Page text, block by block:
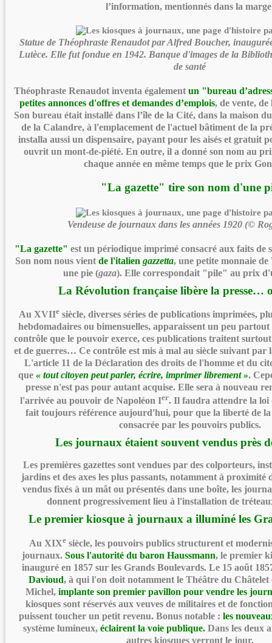
l’information, mentionnés dans la
Statue de Théophraste Renaudot par Alfred Boucher,
Lutèce. Elle fut fondue en 1942. Banque d'images de la
de santé
Théophraste Renaudot inventa également un "bureau
petites annonces d'offres et demandes d’emplois, de vente, de
Son bureau était installé dans l’île de la Cité, dans la maison
de la Calandre, à l'emplacement de l'actuel bâtiment de la
installa aussi un dispensaire, payant pour les aisés et gratuit
ouvrit un mont-de-piété. En outre, il a donné son nom au
chaque année en même temps que le prix
"La gazette" tire son nom d'une
Vendeuse de journaux dans les années 1920 (©
"La gazette" est un périodique imprimé consacré aux faits de
Son nom nous vient de l'italien gazzetta, une petite monnaie
une pie (gaza). Elle correspondait "pile" au prix
La Révolution française libère la presse…
Au XVIIe siècle, diverses séries de publications imprimées,
hebdomadaires ou bimensuelles, apparaissent un peu
contrôle que le pouvoir exerce, ces publications traitent
et de guerres… Ce contrôle est mis à mal au siècle suivant par
L'article 11 de la Déclaration des droits de l'homme et du
que« tout citoyen peut parler, écrire, imprimer librement ».
presse n'est pas pour autant acquise. Elle sera à nouveau
l'arrivée au pouvoir de Napoléon Ier. Il faudra attendre la loi
fait toujours référence aujourd'hui, pour que la liberté de la
consacrée par les pouvoirs publics.
Les journaux étaient souvent vendus près
Les premières gazettes sont vendues par des colporteurs,
jardins et des axes les plus passants, notamment à proximité
vendus fixés à un mât ou présentés dans une boîte, les
donnent progressivement lieu à l'installation de
Le premier kiosque à journaux a illuminé les
Au XIXe siècle, les pouvoirs publics structurent et
journaux.Sous l'autorité du baron Haussmann, le premier
inauguré en 1857 sur les Grands Boulevards. Le 15 août
Davioud, à qui l'on doit notamment le Théâtre du Châtelet
Michel, implante son premier pavillon pour vendre les
kiosques sont réservés aux ‬veuves ‬de‬‬‬‬‬‬‬‬‬‬‬‬‬‬‬‬‬‬‬‬‬‬‬‬‬‬‬‬‬‬‬‬‬‬‬‬ militaires ‬‬et ‭‬de
‭‬puissent ‭‬toucher ‬un petit ‬revenu.‬‬‬‬‬‬‬‬‬‬‬‬‬‬‬ Bonus notable : les
système lumineux,éclairent la voie publique. Dans les deux
autres kiosques verront le jour.